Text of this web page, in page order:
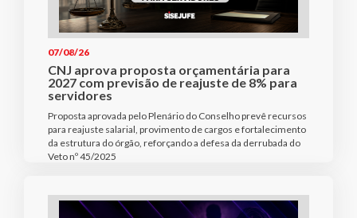
07/08/26
CNJ aprova proposta orçamentária para
2027 com previsão de reajuste de 8% para
servidores
Proposta aprovada pelo Plenário do Conselho prevê recursos
para reajuste salarial, provimento de cargos e fortalecimento
da estrutura do órgão, reforçando a defesa da derrubada do
Veto nº 45/2025